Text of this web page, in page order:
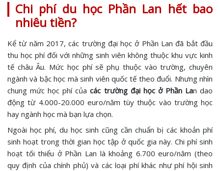
Chi phí du học Phần Lan hết bao
nhiêu tiền?
Kể từ năm 2017, các trường đại học ở Phần Lan đã bắt đầu
thu học phí đối với những sinh viên không thuộc khu vực kinh
tế châu Âu. Mức học phí sẽ phụ thuộc vào trường, chuyên
ngành và bậc học mà sinh viên quốc tế theo đuổi. Nhưng nhìn
chung mức học phí củacác trường đại học ở Phần Lan dao
động từ 4.000-20.000 euro/năm tùy thuộc vào trường học
hay ngành học mà bạn lựa chọn.
Ngoài học phí, du học sinh cũng cần chuẩn bị các khoản phí
sinh hoạt trong thời gian học tập ở quốc gia này. Chi phí sinh
hoạt tối thiểu ở Phần Lan là khoảng 6.700 euro/năm (theo
quy định của chính phủ) và các loại phí khác như phí hội sinh